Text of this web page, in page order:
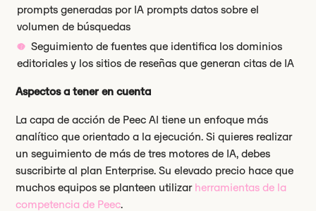
prompts generadas por IA prompts datos sobre el
volumen de búsquedas
Seguimiento de fuentes que identifica los dominios
editoriales y los sitios de reseñas que generan citas de IA
Aspectos a tener en cuenta
La capa de acción de Peec AI tiene un enfoque más
analítico que orientado a la ejecución. Si quieres realizar
un seguimiento de más de tres motores de IA, debes
suscribirte al plan Enterprise. Su elevado precio hace que
muchos equipos se planteen utilizar herramientas de la
competencia de Peec.